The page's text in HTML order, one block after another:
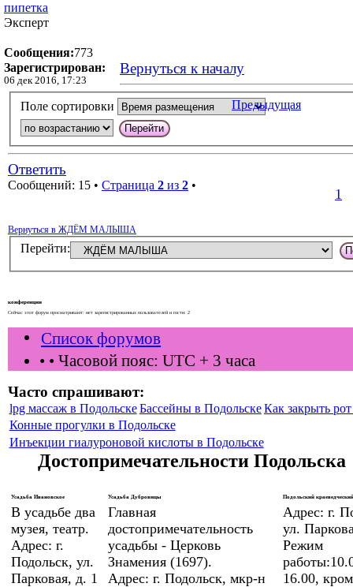
пипетка
Эксперт
Сообщения:773
Зарегистрирован:
06 дек 2016, 17:23
Вернуться к началу
Предыдущая
Поле сортировки
Ответить
Сообщений: 15 • Страница 2 из 2 •
1
Вернуться в ЖДЁМ МАЛЫША
Перейти:
конференции
Сейчас этот форум просматривают: нет зарегистрированных пользователей и гости: 2
Список форумов
• • Часовой пояс: UTC + 3 часа
Часто спрашивают:
lpg массаж в Подольске Бассейны в ПодольскеКак закрыть
Конные прогулки в Подольске
Инъекции гиалуроновой кислоты в Подольске
Достопримечательности Подольска
Усадьба Ивановское
В усадьбе два
музея, театр.
Адрес: г.
Подольск, ул.
Парковая, д. 1
Усадьба Дубровицы
Главная
достопримечательность
усадьбы - Церковь
Знамения (1697).
Адрес: г. Подольск, мкр-н
Подольский
Адрес: г.
ул.
Режим
16.00,